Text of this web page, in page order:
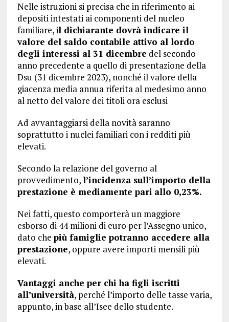
Nelle istruzioni si precisa che in riferimento ai
depositi intestati ai componenti del nucleo
familiare, il dichiarante dovrà indicare il
valore del saldo contabile attivo al lordo
degli interessi al 31 dicembre del secondo
anno precedente a quello di presentazione della
Dsu (31 dicembre 2023), nonché il valore della
giacenza media annua riferita al medesimo anno
al netto del valore dei titoli ora esclusi
Ad avvantaggiarsi della novità saranno
soprattutto i nuclei familiari con i redditi più
elevati.
Secondo la relazione del governo al
provvedimento,l’incidenza sull’importo della
prestazione è mediamente pari allo 0,23%.
Nei fatti, questo comporterà un maggiore
esborso di 44 milioni di euro per l’Assegno unico,
dato che più famiglie potranno accedere alla
prestazione, oppure avere importi mensili più
elevati.
Vantaggi anche per chi ha figli iscritti
all’università, perché l’importo delle tasse varia,
appunto, in base all’Isee dello studente.